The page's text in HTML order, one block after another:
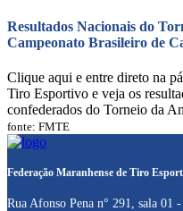
Resultados Nacionais do
Campeonato Brasileiro de
Clique aqui e entre direto na
Tiro Esportivo e veja os
confederados do Torneio da
fonte: FMTE
Federação Maranhense de Tiro
Rua Afonso Pena n° 291, sala